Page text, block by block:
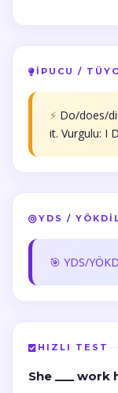
İPUCU /
⚡ Do/does/
it. Vurgulu: I
YDS /
🎯 YDS/
HIZLI TEST
She ___ work